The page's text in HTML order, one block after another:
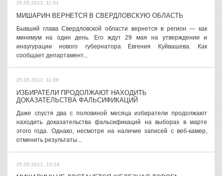
25.05.2012, 11:51
МИШАРИН ВЕРНЕТСЯ В СВЕРДЛОВСКУЮ ОБЛАСТЬ
Бывший глава Свердловской области вернется в регион — как
минимум на один день. Его ждут 29 мая на утверждении и
инаугурации нового губернатора Евгения Куйвашева. Как
сообщает департамент...
25.05.2012, 11:08
ИЗБИРАТЕЛИ ПРОДОЛЖАЮТ НАХОДИТЬ
ДОКАЗАТЕЛЬСТВА ФАЛЬСИФИКАЦИЙ
Даже спустя два с половиной месяца избиратели продолжают
находить доказательства фальсификаций на выборах в марте
этого года. Однако, несмотря на наличие записей с веб-камер,
отменить результаты...
25.05.2012, 10:24